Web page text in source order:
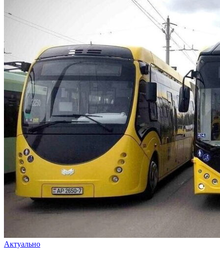
Актуально